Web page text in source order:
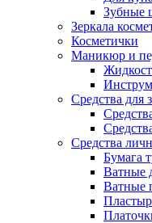
Зубные
Зеркала
Косметички
Маникюр и
Средства для
Средства
Бумага
Ватные
Ватные